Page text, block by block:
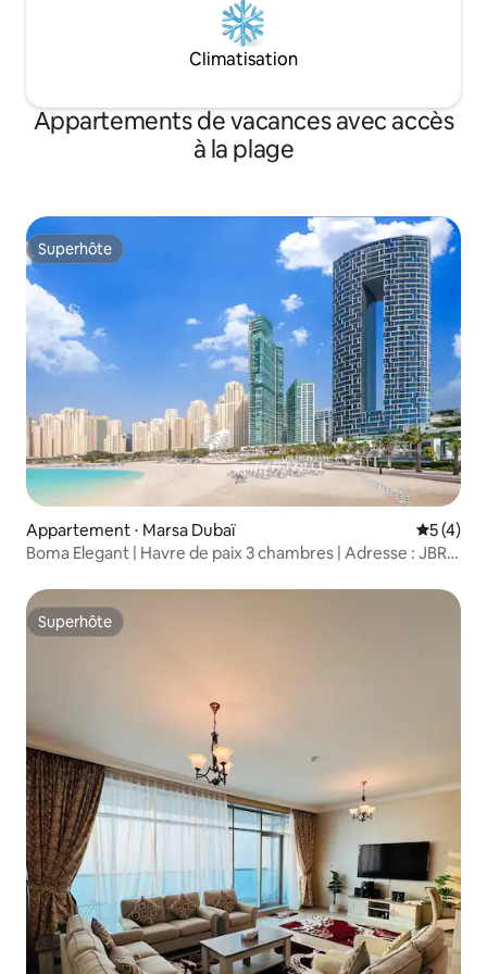
Climatisation
Appartements de vacances avec accès
à la plage
Superhôte
Superhôte
Appartement ⋅ Marsa Dubaï
5 (4)
Boma Elegant | Havre de paix 3 chambres | Adresse : JBR
Superhôte
Superhôte